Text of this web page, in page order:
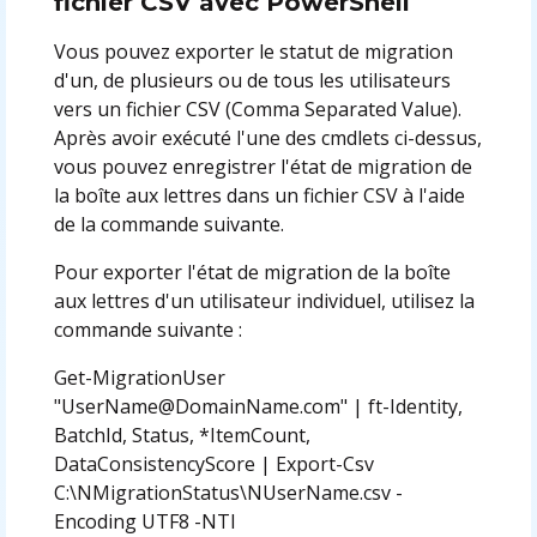
Vous pouvez exporter le statut de migration
d'un, de plusieurs ou de tous les utilisateurs
vers un fichier CSV (Comma Separated Value).
Après avoir exécuté l'une des cmdlets ci-dessus,
vous pouvez enregistrer l'état de migration de
la boîte aux lettres dans un fichier CSV à l'aide
de la commande suivante.
Pour exporter l'état de migration de la boîte
aux lettres d'un utilisateur individuel, utilisez la
commande suivante :
Get-MigrationUser
"UserName@DomainName.com" | ft-Identity,
BatchId, Status, *ItemCount,
DataConsistencyScore | Export-Csv
C:\NMigrationStatus\NUserName.csv -
Encoding UTF8 -NTI